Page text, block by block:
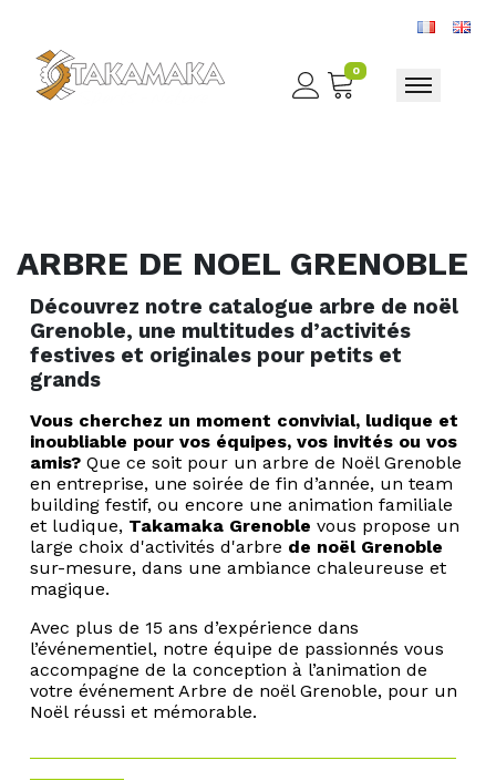
0
Toggle
ARBRE DE NOEL GRENOBLE
Découvrez notre catalogue arbre de noël
Grenoble, une multitudes d’activités
festives et originales pour petits et
grands
Vous cherchez un moment convivial, ludique et
inoubliable pour vos équipes, vos invités ou vos
amis? Que ce soit pour un arbre de Noël Grenoble
en entreprise, une soirée de fin d’année, un team
building festif, ou encore une animation familiale
et ludique, Takamaka Grenoble vous propose un
large choix d'activités d'arbre de noël Grenoble
sur-mesure, dans une ambiance chaleureuse et
magique.
Avec plus de 15 ans d’expérience dans
l’événementiel, notre équipe de passionnés vous
accompagne de la conception à l’animation de
votre événement Arbre de noël Grenoble, pour un
Noël réussi et mémorable.